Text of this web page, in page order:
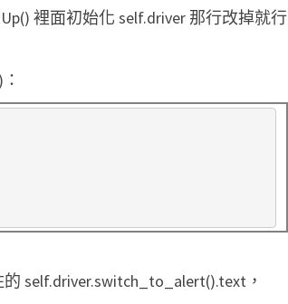
裡面初始化 self.driver 那行改掉就行
self.driver.switch_to_alert().text，